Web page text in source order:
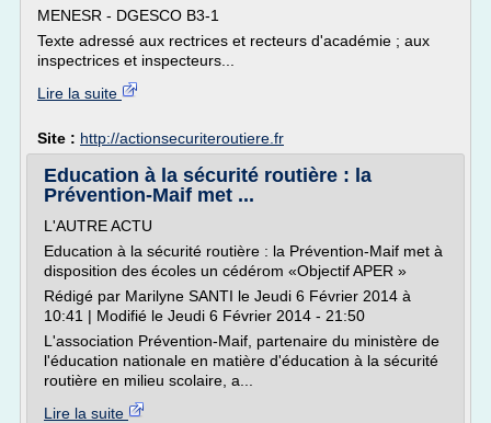
MENESR - DGESCO B3-1
Texte adressé aux rectrices et recteurs d'académie ; aux
inspectrices et inspecteurs...
Lire la suite
Site : http://actionsecuriteroutiere.fr
Education à la sécurité routière : la
Prévention-Maif met ...
L'AUTRE ACTU
Education à la sécurité routière : la Prévention-Maif met à
disposition des écoles un cédérom «Objectif APER »
Rédigé par Marilyne SANTI le Jeudi 6 Février 2014 à
10:41 | Modifié le Jeudi 6 Février 2014 - 21:50
L'association Prévention-Maif, partenaire du ministère de
l'éducation nationale en matière d'éducation à la sécurité
routière en milieu scolaire, a...
Lire la suite